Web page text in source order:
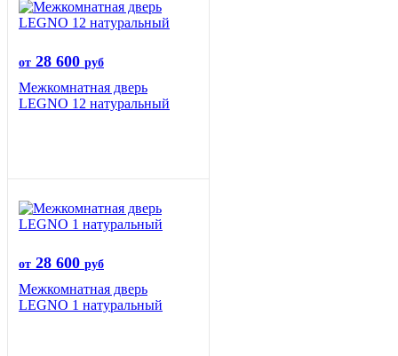
от 28 600 руб
Межкомнатная дверь
LEGNO 12 натуральный
от 28 600 руб
Межкомнатная дверь
LEGNO 1 натуральный